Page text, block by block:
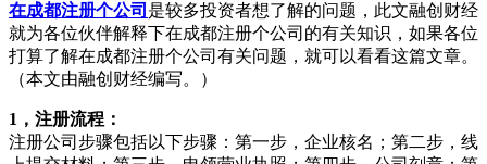
在成都注册个公司 是较多投资者想了解的问题，此文融创财经
就为各位伙伴解释下在成都注册个公司的有关知识，如果各位
打算了解在成都注册个公司有关问题，就可以看看这篇文章。
（本文由融创财经编写。）
1，注册流程：
注册公司步骤包括以下步骤：第一步，企业核名；第二步，线